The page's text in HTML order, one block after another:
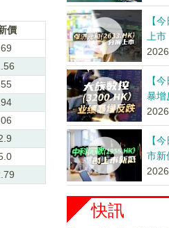
價
【
上市
【
暴增
【
市新
快訊